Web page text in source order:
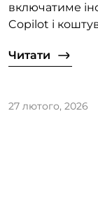
включатиме
Copilot і
Читати
27 лютого, 2026